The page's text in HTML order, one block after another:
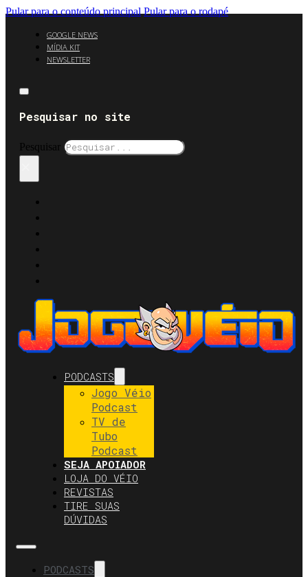
Pular para o conteúdo principal Pular para o rodapé
GOOGLE NEWS
MÍDIA KIT
NEWSLETTER
Pesquisar no site
Pesquisar
PODCASTS
Jogo Véio
Podcast
TV de
Tubo
Podcast
SEJA APOIADOR
LOJA DO VÉIO
REVISTAS
TIRE SUAS
DÚVIDAS
PODCASTS